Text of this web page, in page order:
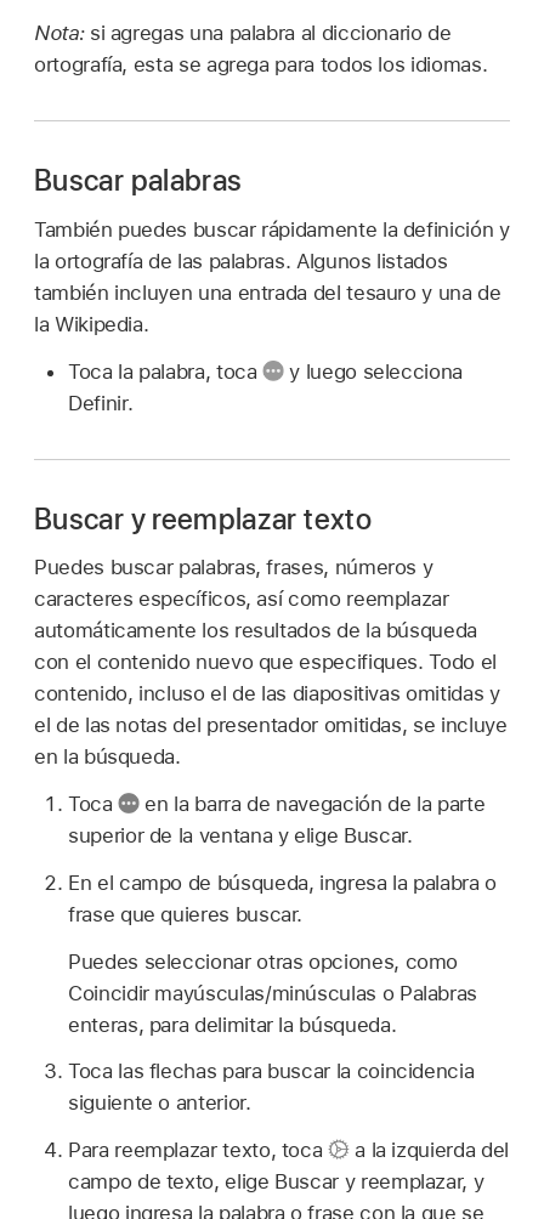
Nota: si agregas una palabra al diccionario de
ortografía, esta se agrega para todos los idiomas.
Buscar palabras
También puedes buscar rápidamente la definición y
la ortografía de las palabras. Algunos listados
también incluyen una entrada del tesauro y una de
la Wikipedia.
Toca la palabra, toca
y luego selecciona
Definir.
Buscar y reemplazar texto
Puedes buscar palabras, frases, números y
caracteres específicos, así como reemplazar
automáticamente los resultados de la búsqueda
con el contenido nuevo que especifiques. Todo el
contenido, incluso el de las diapositivas omitidas y
el de las notas del presentador omitidas, se incluye
en la búsqueda.
Toca
en la barra de navegación de la parte
superior de la ventana y elige Buscar.
En el campo de búsqueda, ingresa la palabra o
frase que quieres buscar.
Puedes seleccionar otras opciones, como
Coincidir mayúsculas/minúsculas o Palabras
enteras, para delimitar la búsqueda.
Toca las flechas para buscar la coincidencia
siguiente o anterior.
Para reemplazar texto, toca
a la izquierda del
campo de texto, elige Buscar y reemplazar, y
luego ingresa la palabra o frase con la que se